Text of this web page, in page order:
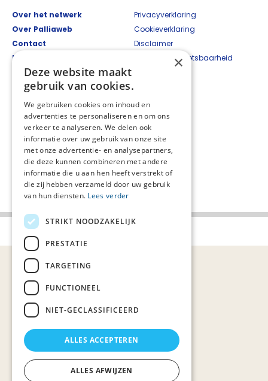
Over het netwerk
Over Palliaweb
Contact
Nieuwsbrief
Palliaweb
Privacyverklaring
Cookieverklaring
Disclaimer
Beveiligingskwetsbaarheid
Volg ons
Contact:
Netwerkcoördinator: Nadja Alberto
nadja.alberto@careyn.nl
×
Deze website maakt
gebruik van cookies.
We gebruiken cookies om inhoud en
advertenties te personaliseren en om ons
verkeer te analyseren. We delen ook
informatie over uw gebruik van onze site
met onze advertentie- en analysepartners,
die deze kunnen combineren met andere
informatie die u aan hen heeft verstrekt of
die zij hebben verzameld door uw gebruik
van hun diensten. Lees verder
STRIKT NOODZAKELIJK
PRESTATIE
TARGETING
FUNCTIONEEL
NIET-GECLASSIFICEERD
ALLES ACCEPTEREN
ALLES AFWIJZEN